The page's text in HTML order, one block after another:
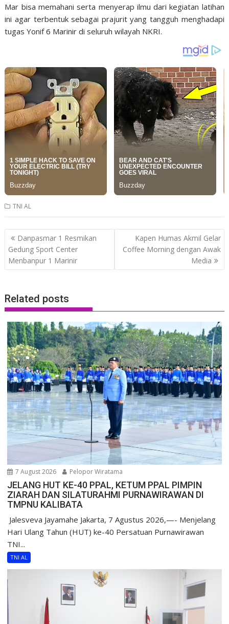
Mar bisa memahani serta menyerap ilmu dari kegiatan latihan
ini agar terbentuk sebagai prajurit yang tangguh menghadapi
tugas Yonif 6 Marinir di seluruh wilayah NKRI.
TNI AL
Post
navigation
Danpasmar 1 Resmikan
Gedung Sport Center
Menbanpur 1 Marinir
Kapen Humas Akmil Gelar
Coffee Morning dengan Awak
Media
Related posts
7 August 2026 Pelopor Wiratama
JELANG HUT KE-40 PPAL, KETUM PPAL PIMPIN
ZIARAH DAN SILATURAHMI PURNAWIRAWAN DI
TMPNU KALIBATA
​ Jalesveva Jayamahe Jakarta, 7 Agustus 2026,—- Menjelang
Hari Ulang Tahun (HUT) ke-40 Persatuan Purnawirawan
TNI...
TNI AL